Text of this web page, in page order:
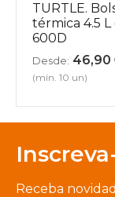
TURTLE.
térmica 4.5 L
600D
Desde: 46,90
(mín. 10 un)
Receba